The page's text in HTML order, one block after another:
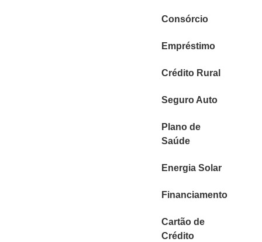
Consórcio
Empréstimo
Crédito Rural
Seguro Auto
Plano de
Saúde
Energia Solar
Financiamento
Cartão de
Crédito